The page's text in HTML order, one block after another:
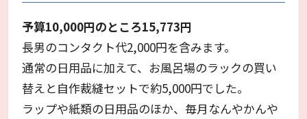
予算10,000円のところ15,773円
長男のコンタクト代2,000円を含みます。
通常の日用品に加えて、お風呂場のラックの買い
替えと自作裁縫セットで約5,000円でした。
ラップや紙類の日用品のほか、毎月なんやかんや